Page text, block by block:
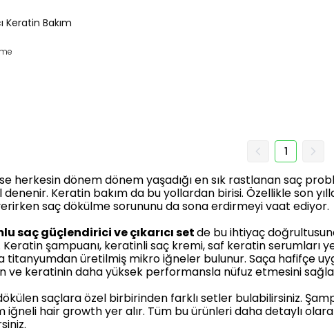
Keratin Bakım
1
herkesin dönem dönem yaşadığı en sık rastlanan saç
Keratin bakım da bu yollardan birisi. Özellikle son
saç dökülme sorununu da sona erdirmeyi vaat ediyor.
saç güçlendirici ve çıkarıcı setde bu ihtiyaç
şampuanı, keratinli saç kremi, saf keratin serumları
üretilmiş mikro iğneler bulunur. Saça hafifçe
ve keratinin daha yüksek performansla nüfuz etmesini
saçlara özel birbirinden farklı setler bulabilirsiniz.
hair growth yer alır. Tüm bu ürünleri daha detaylı